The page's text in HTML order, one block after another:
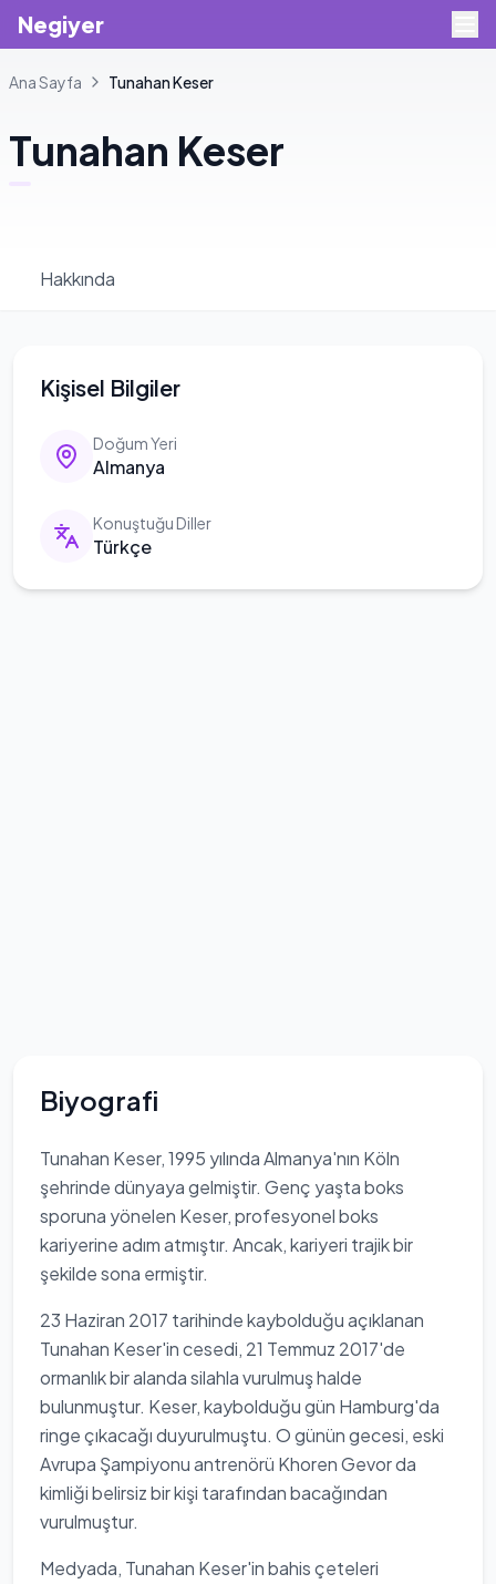
Negiyer
Ana Sayfa TunahanKeser
Tunahan Keser
Hakkında
Kişisel Bilgiler
Doğum Yeri
Almanya
Konuştuğu Diller
Türkçe
Biyografi
Tunahan Keser, 1995 yılında Almanya'nın Köln
şehrinde dünyaya gelmiştir. Genç yaşta boks
sporuna yönelen Keser, profesyonel boks
kariyerine adım atmıştır. Ancak, kariyeri trajik bir
şekilde sona ermiştir.
23 Haziran 2017 tarihinde kaybolduğu açıklanan
Tunahan Keser'in cesedi, 21 Temmuz 2017'de
ormanlık bir alanda silahla vurulmuş halde
bulunmuştur. Keser, kaybolduğu gün Hamburg'da
ringe çıkacağı duyurulmuştu. O günün gecesi, eski
Avrupa Şampiyonu antrenörü Khoren Gevor da
kimliği belirsiz bir kişi tarafından bacağından
vurulmuştur.
Medyada, Tunahan Keser'in bahis çeteleri